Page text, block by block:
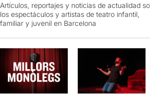
Artículos, reportajes y noticias de actualidad
los espectáculos y artistas de teatro infantil,
familiar y juvenil en Barcelona